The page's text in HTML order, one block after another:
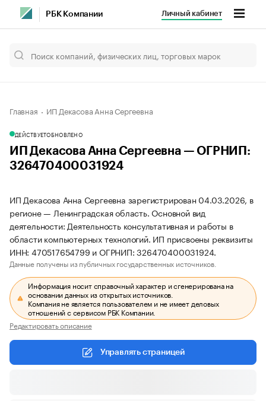
РБК Компании Личный кабинет
Главная ИП Декасова Анна Сергеевна
ДЕЙСТВУЕТОБНОВЛЕНО
ИП Декасова Анна Сергеевна — ОГРНИП:
326470400031924
ИП Декасова Анна Сергеевна зарегистрирован 04.03.2026, в
регионе — Ленинградская область. Основной вид
деятельности: Деятельность консультативная и работы в
области компьютерных технологий. ИП присвоены реквизиты
ИНН: 470517654799 и ОГРНИП: 326470400031924.
Данные получены из публичных государственных источников.
Информация носит справочный характер и сгенерирована на
основании данных из открытых источников.
Компания не является пользователем и не имеет деловых
отношений с сервисом РБК Компании.
Редактировать описание
Управлять страницей